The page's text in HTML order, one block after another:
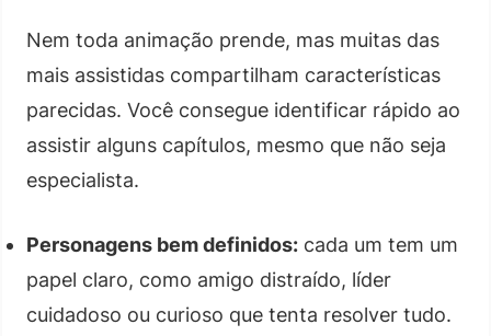
Nem toda animação prende, mas muitas das
mais assistidas compartilham características
parecidas. Você consegue identificar rápido ao
assistir alguns capítulos, mesmo que não seja
especialista.
Personagens bem definidos: cada um tem um
papel claro, como amigo distraído, líder
cuidadoso ou curioso que tenta resolver tudo.